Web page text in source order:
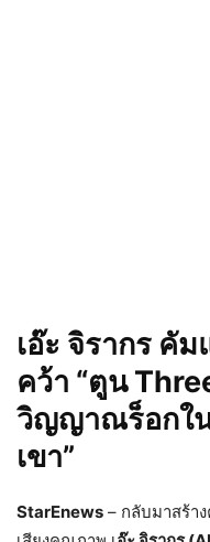
เอ๊ะ จิรากร คั
คว้า “ตูน
วิญญาณร็อกใน
เขา”
StarEnews – กลับมาสร้า